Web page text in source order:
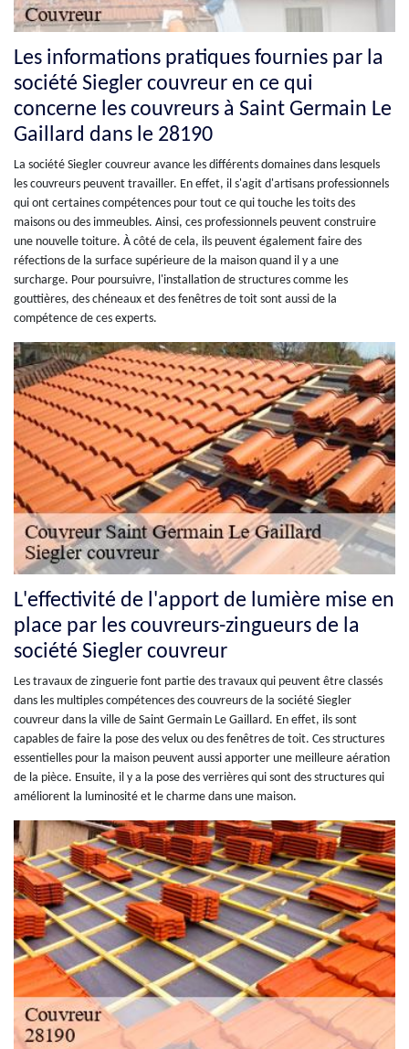
Les informations pratiques fournies par la
société Siegler couvreur en ce qui
concerne les couvreurs à Saint Germain Le
Gaillard dans le 28190
La société Siegler couvreur avance les différents domaines dans lesquels
les couvreurs peuvent travailler. En effet, il s'agit d'artisans professionnels
qui ont certaines compétences pour tout ce qui touche les toits des
maisons ou des immeubles. Ainsi, ces professionnels peuvent construire
une nouvelle toiture. À côté de cela, ils peuvent également faire des
réfections de la surface supérieure de la maison quand il y a une
surcharge. Pour poursuivre, l'installation de structures comme les
gouttières, des chéneaux et des fenêtres de toit sont aussi de la
compétence de ces experts.
L'effectivité de l'apport de lumière mise en
place par les couvreurs-zingueurs de la
société Siegler couvreur
Les travaux de zinguerie font partie des travaux qui peuvent être classés
dans les multiples compétences des couvreurs de la société Siegler
couvreur dans la ville de Saint Germain Le Gaillard. En effet, ils sont
capables de faire la pose des velux ou des fenêtres de toit. Ces structures
essentielles pour la maison peuvent aussi apporter une meilleure aération
de la pièce. Ensuite, il y a la pose des verrières qui sont des structures qui
améliorent la luminosité et le charme dans une maison.